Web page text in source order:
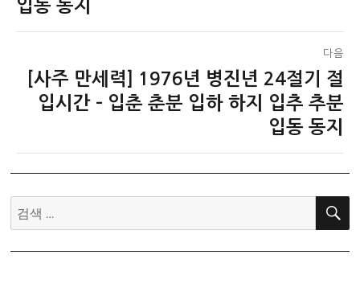
입동 동지
다음
[사주 만세력] 1976년 병진년 24절기 절
입시간 – 입춘 춘분 입하 하지 입추 추분
입동 동지
검
색:
검